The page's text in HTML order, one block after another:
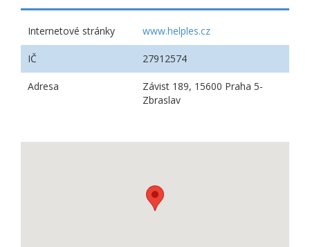
Internetové stránky www.helples.cz
IČ 27912574
Adresa
Závist 189, 15600 Praha 5-
Zbraslav